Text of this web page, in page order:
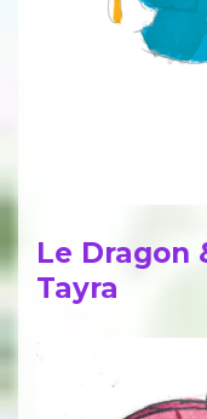
Le Dragon
Tayra